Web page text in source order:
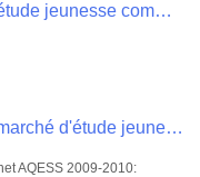
Ville et agglomération de Quimper: étude jeunesse communautaire cabinet ARESS 2009-2010 : rapport synthèse et conclusions , 1185W/186
Ville et agglomération de Quimper: marché d'étude jeunesse communautaire cabinet AQESS 2009-2010 , 1185W/185
AQESS 2009-2010: